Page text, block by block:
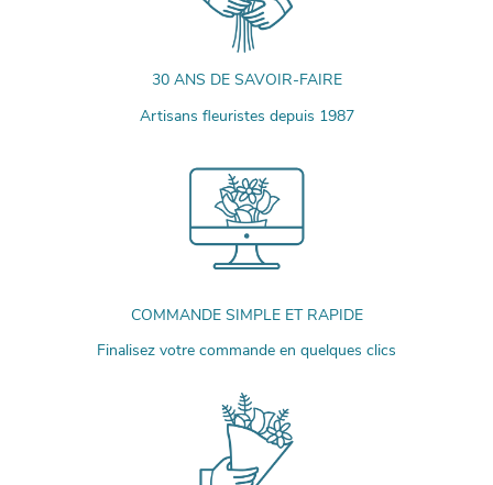
30 ANS DE SAVOIR-FAIRE
Artisans fleuristes depuis 1987
COMMANDE SIMPLE ET RAPIDE
Finalisez votre commande en quelques clics